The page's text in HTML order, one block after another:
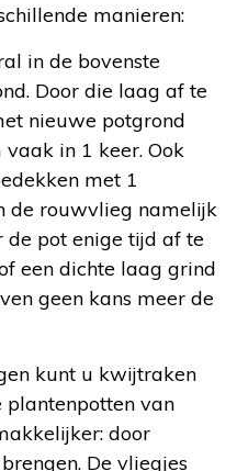
manieren:
in de bovenste
Door die laag af te
nieuwe potgrond
in 1 keer. Ook
met 1
de rouwvlieg namelijk
de pot enige tijd af te
een dichte laag grind
geen kans meer de
kunt u kwijtraken
plantenpotten van
door
De vliegjes